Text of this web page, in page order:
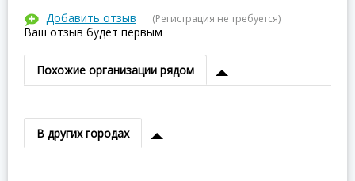
Добавить отзыв (Регистрация не требуется)
Ваш отзыв будет первым
Похожие организации рядом
В других городах